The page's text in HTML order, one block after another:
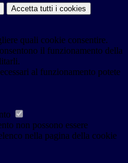
Accetta tutti i cookies
quali cookie consentire.
il funzionamento della
al funzionamento potete
non possono essere
nella pagina della cookie